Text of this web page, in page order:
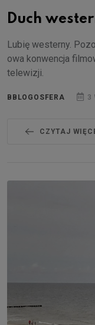
Duch
Lubię westerny.
owa konwencja
telewizji.
BBLOGOSFERA 3
CZYTAJ